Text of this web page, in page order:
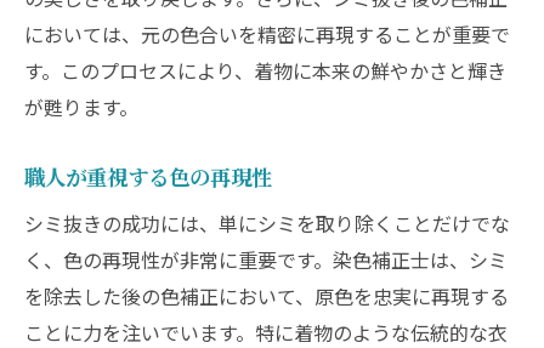
においては、元の色合いを精密に再現することが重要で
す。このプロセスにより、着物に本来の鮮やかさと輝き
が甦ります。
職人が重視する色の再現性
シミ抜きの成功には、単にシミを取り除くことだけでな
く、色の再現性が非常に重要です。染色補正士は、シミ
を除去した後の色補正において、原色を忠実に再現する
ことに力を注いでいます。特に着物のような伝統的な衣